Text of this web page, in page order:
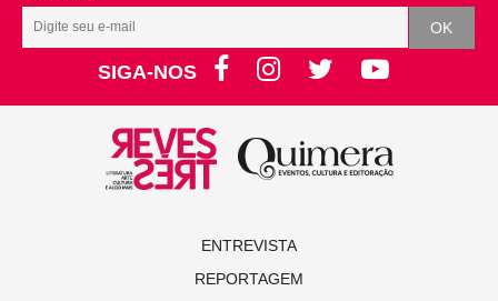
SIGA-NOS
ENTREVISTA
REPORTAGEM